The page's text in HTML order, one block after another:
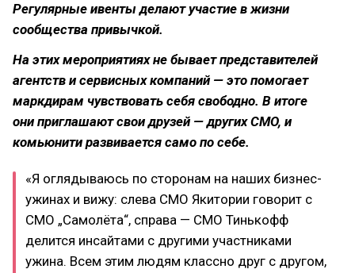
Регулярные ивенты делают участие в жизни
сообщества привычкой.
На этих мероприятиях не бывает представителей
агентств и сервисных компаний — это помогает
маркдирам чувствовать себя свободно. В итоге
они приглашают свои друзей — других CMO, и
комьюнити развивается само по себе.
«Я оглядываюсь по сторонам на наших бизнес-
ужинах и вижу: слева CMO Якитории говорит с
CMO „Самолёта“, справа — CMO Тинькофф
делится инсайтами с другими участниками
ужина. Всем этим людям классно друг с другом,